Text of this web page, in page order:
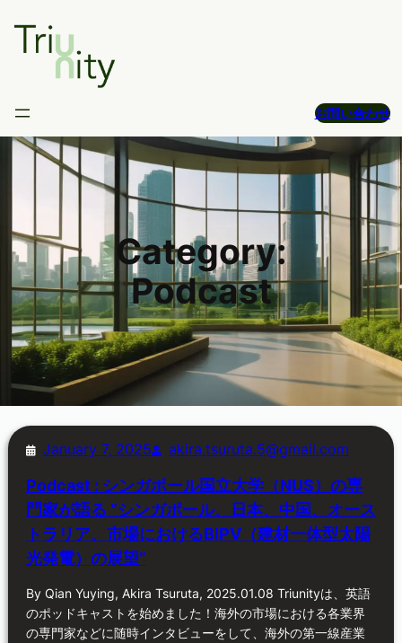
content
お問い合わせ
Category:
Podcast
January 7, 2025 akira.tsuruta.5@gmail.com
Podcast : シンガポール国立大学（NUS）の専
門家が語る “シンガポール、日本、中国、オース
トラリア、市場におけるBIPV（建材一体型太陽
光発電）の展望”
By Qian Yuying, Akira Tsuruta, 2025.01.08 Triunityは、英語
のポッドキャストを始めました！海外の市場における各業界
の専門家などに随時インタビューをして、海外の第一線産業